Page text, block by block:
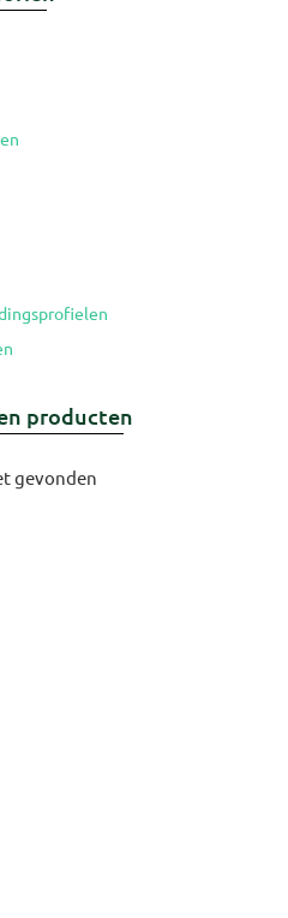
producten
gevonden